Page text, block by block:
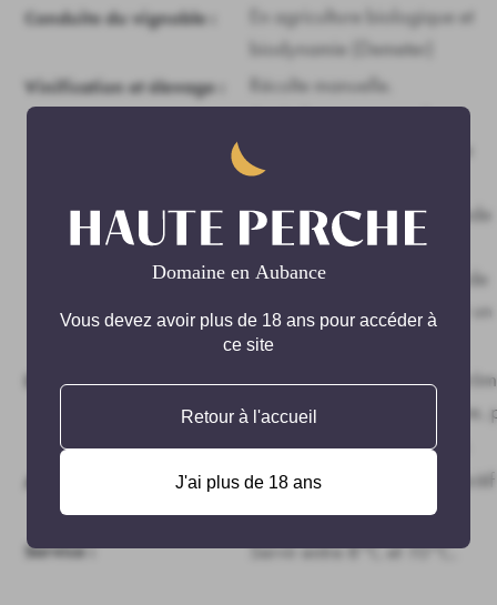
Conduite du vignoble :
En agriculture biologique et
biodynamie (Demeter)
Vinification et élevage :
Récolte manuelle.
passent en cuves inox
thermorégulées. Une seconde
fermentation a lieu en
bouteille, avec un élevage de
18 mois sur lattes, suivi par un
dégorgement. Brut.
Dégustation :
Bulles délicates, nez aux
fruits à chair blanche (pêche,
bouche fraîche et élégante.
Accords :
Compagnon idéal de
verre entre amis.
Service : Servir entre 8°C et 10°C.
Vous devez avoir plus de 18 ans pour accéder à
ce site
Retour à l'accueil
J'ai plus de 18 ans